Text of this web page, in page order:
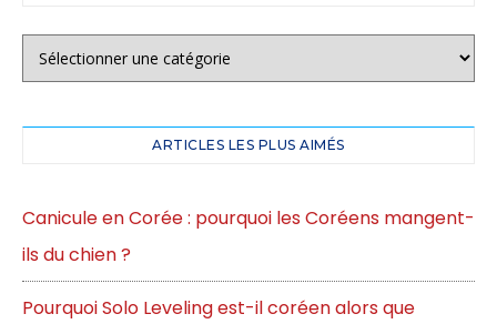
ARTICLES LES PLUS AIMÉS
Canicule en Corée : pourquoi les Coréens mangent-
ils du chien ?
Pourquoi Solo Leveling est-il coréen alors que